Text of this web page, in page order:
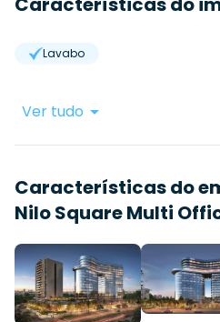
Lavabo
Ver tudo
Características do
Nilo Square Multi